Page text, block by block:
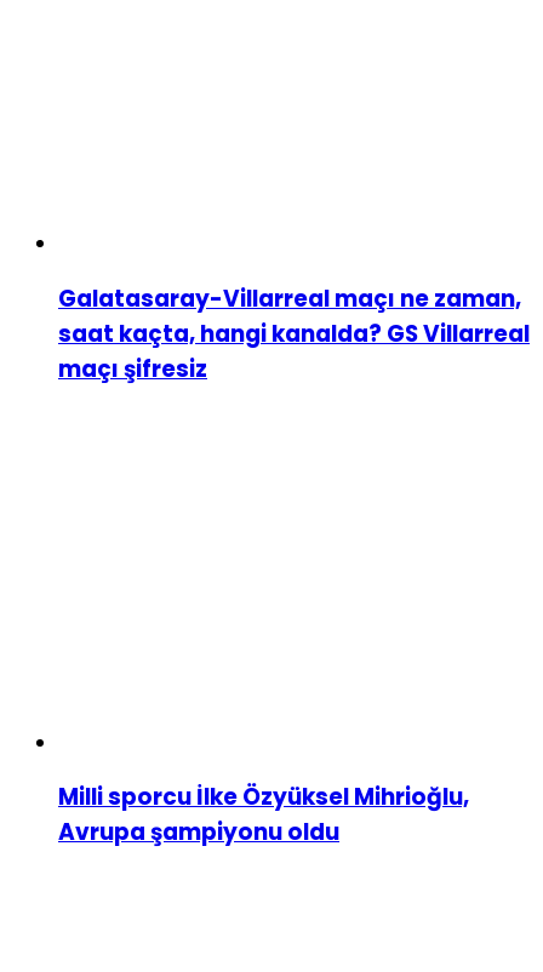
Galatasaray-Villarreal maçı ne zaman,
saat kaçta, hangi kanalda? GS Villarreal
maçı şifresiz
Milli sporcu İlke Özyüksel Mihrioğlu,
Avrupa şampiyonu oldu